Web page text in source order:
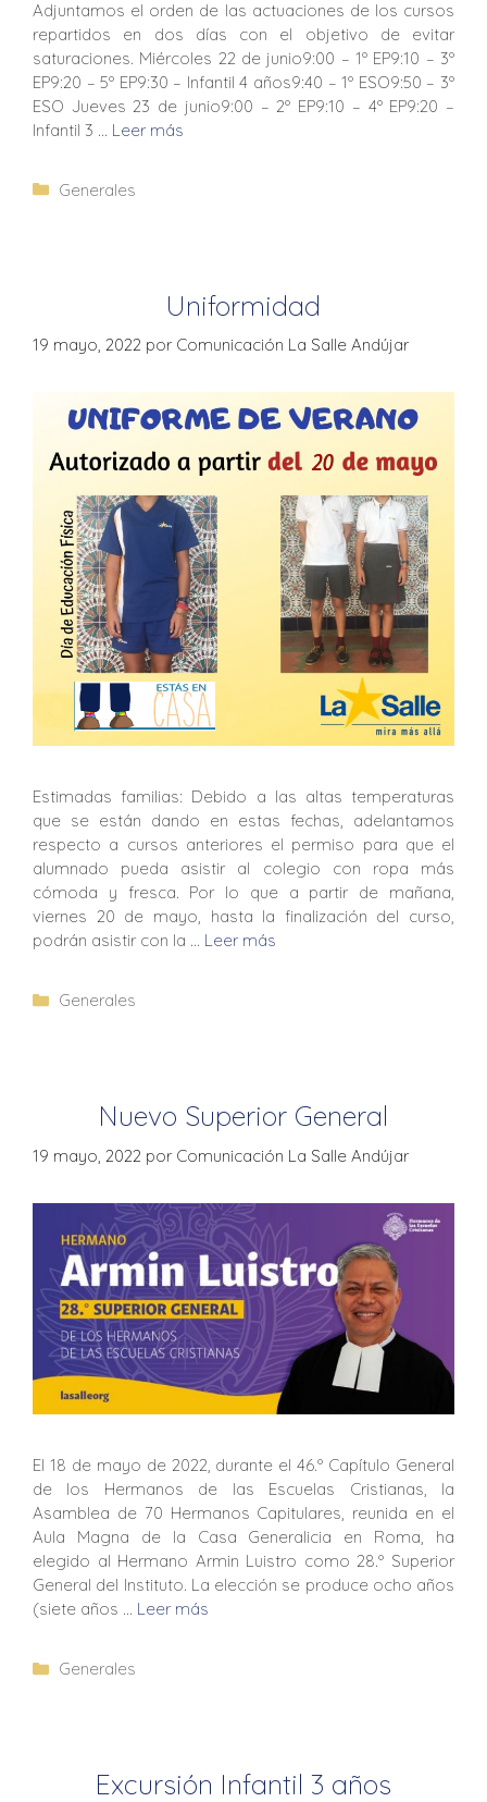
Adjuntamos el orden de las actuaciones de los cursos
repartidos en dos días con el objetivo de evitar
saturaciones. Miércoles 22 de junio9:00 – 1º EP9:10 – 3º
EP9:20 – 5º EP9:30 – Infantil 4 años9:40 – 1º ESO9:50 – 3º
ESO Jueves 23 de junio9:00 – 2º EP9:10 – 4º EP9:20 –
Infantil 3 … Leer más
Generales
Uniformidad
19 mayo, 2022 por Comunicación La Salle Andújar
Estimadas familias: Debido a las altas temperaturas
que se están dando en estas fechas, adelantamos
respecto a cursos anteriores el permiso para que el
alumnado pueda asistir al colegio con ropa más
cómoda y fresca. Por lo que a partir de mañana,
viernes 20 de mayo, hasta la finalización del curso,
podrán asistir con la … Leer más
Generales
Nuevo Superior General
19 mayo, 2022 por Comunicación La Salle Andújar
El 18 de mayo de 2022, durante el 46.º Capítulo General
de los Hermanos de las Escuelas Cristianas, la
Asamblea de 70 Hermanos Capitulares, reunida en el
Aula Magna de la Casa Generalicia en Roma, ha
elegido al Hermano Armin Luistro como 28.º Superior
General del Instituto. La elección se produce ocho años
(siete años … Leer más
Generales
Excursión Infantil 3 años